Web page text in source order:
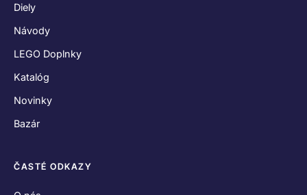
Diely
Návody
LEGO Doplnky
Katalóg
Novinky
Bazár
ČASTÉ ODKAZY